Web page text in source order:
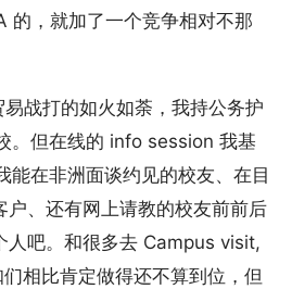
的，就加了一个竞争相对不那
战打的如火如荼，我持公务护
。但在线的 info session 我基
能在非洲面谈约见的校友、在目
、还有网上请教的校友前前后
人吧。和很多去 Campus visit,
相比肯定做得还不算到位，但